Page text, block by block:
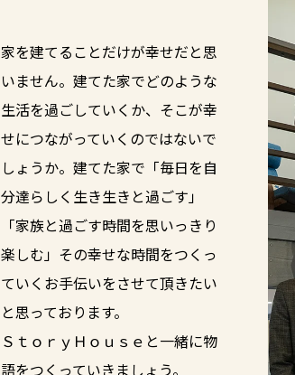
家を建てることだけが幸せだと思
いません。建てた家でどのような
生活を過ごしていくか、そこが幸
せにつながっていくのではないで
しょうか。建てた家で「毎日を自
分達らしく生き生きと過ごす」
「家族と過ごす時間を思いっきり
楽しむ」その幸せな時間をつくっ
ていくお手伝いをさせて頂きたい
と思っております。
ＳｔｏｒｙＨｏｕｓｅと一緒に物
語をつくっていきましょう。